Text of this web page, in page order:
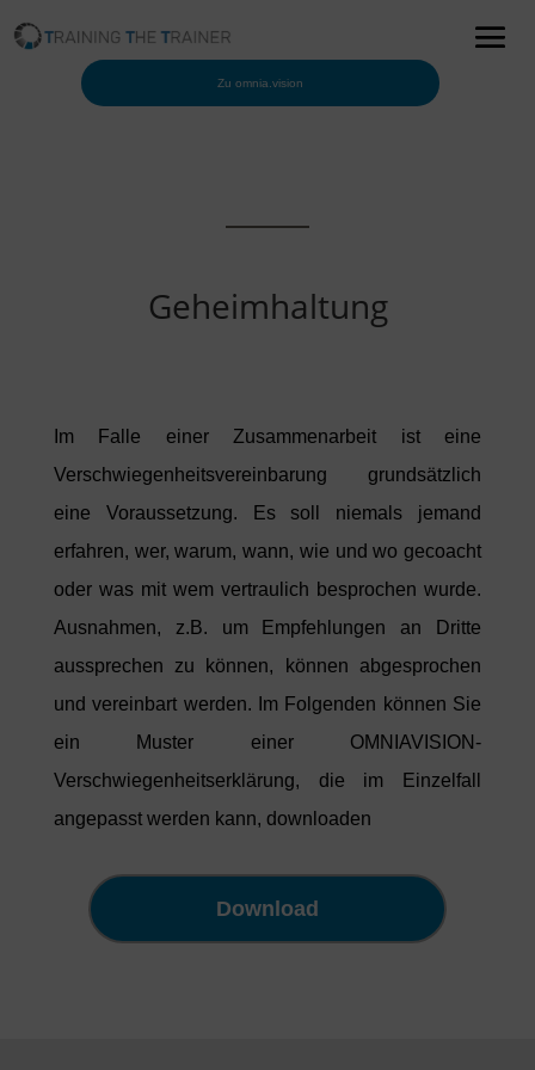
Zu omnia.vision
Geheimhaltung
Im Falle einer Zusammenarbeit ist eine
Verschwiegenheitsvereinbarung grundsätzlich
eine Voraussetzung. Es soll niemals jemand
erfahren, wer, warum, wann, wie und wo gecoacht
oder was mit wem vertraulich besprochen wurde.
Ausnahmen, z.B. um Empfehlungen an Dritte
aussprechen zu können, können abgesprochen
und vereinbart werden. Im Folgenden können Sie
ein Muster einer OMNIAVISION-
Verschwiegenheitserklärung, die im Einzelfall
angepasst werden kann, downloaden
Download